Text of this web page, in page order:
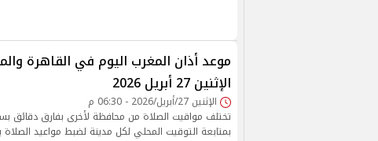
موعد أذان المغرب اليوم في القاهرة
الإثنين 27 أبريل 2026
الإثنين 27/أبريل/2026 - 06:30 م
تختلف مواقيت الصلاة من محافظة لأخرى بفارق دقائق
بمتابعة التوقيت المحلي لكل مدينة لضبط مواعيد الصلاة